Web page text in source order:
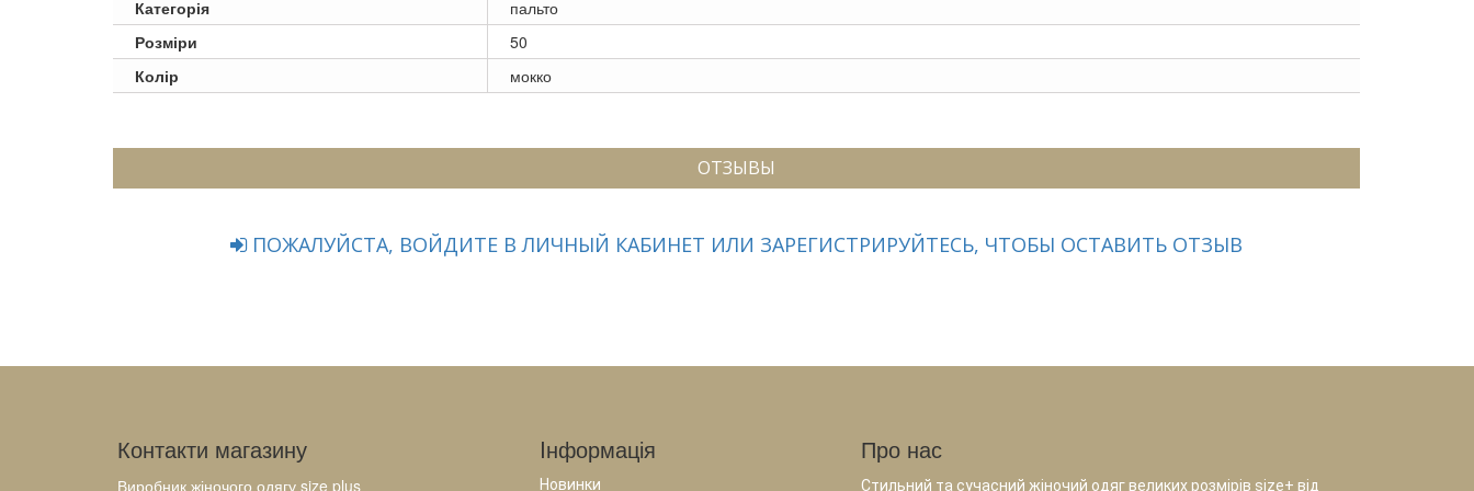
Категорія
пальто
Розміри
50
Колір
мокко
ОТЗЫВЫ
ПОЖАЛУЙСТА, ВОЙДИТЕ В ЛИЧНЫЙ КАБИНЕТ ИЛИ ЗАРЕГИСТРИРУЙТЕСЬ, ЧТОБЫ ОСТАВИТЬ ОТЗЫВ
Контакти магазину
Виробник жіночого одягу size plus
Iнформація
Новинки
Про нас
Стильний та сучасний жіночий одяг великих розмірів size+ від